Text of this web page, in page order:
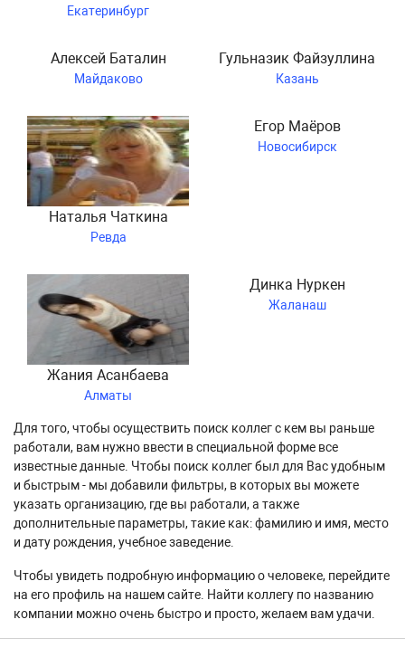
Екатеринбург
Алексей Баталин
Майдаково
Гульназик Файзуллина
Казань
Наталья Чаткина
Ревда
Егор Маёров
Новосибирск
Жания Асанбаева
Алматы
Динка Нуркен
Жаланаш
Для того, чтобы осуществить поиск коллег с кем вы раньше
работали, вам нужно ввести в специальной форме все
известные данные. Чтобы поиск коллег был для Вас удобным
и быстрым - мы добавили фильтры, в которых вы можете
указать организацию, где вы работали, а также
дополнительные параметры, такие как: фамилию и имя, место
и дату рождения, учебное заведение.
Чтобы увидеть подробную информацию о человеке, перейдите
на его профиль на нашем сайте. Найти коллегу по названию
компании можно очень быстро и просто, желаем вам удачи.